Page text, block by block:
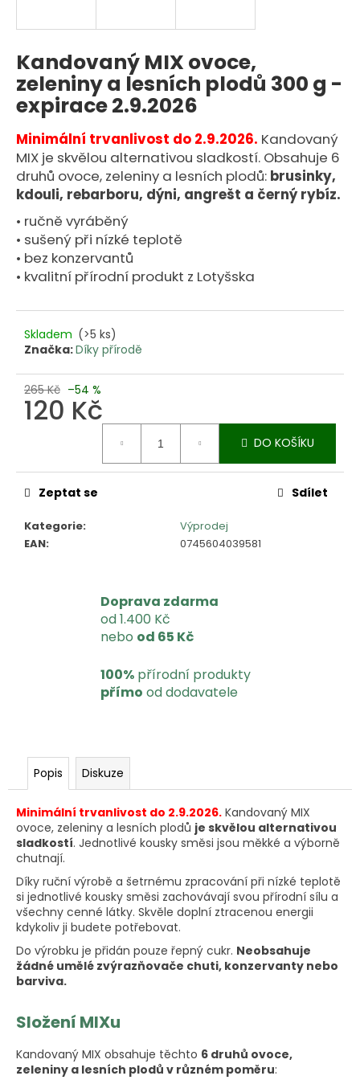
Kandovaný MIX ovoce,
zeleniny a lesních plodů 300 g -
expirace 2.9.2026
Minimální trvanlivost do 2.9.2026. Kandovaný
MIX je skvělou alternativou sladkostí. Obsahuje 6
druhů ovoce, zeleniny a lesních plodů: brusinky,
kdouli, rebarboru, dýni, angrešt a černý rybíz.
• ručně vyráběný
• sušený při nízké teplotě
• bez konzervantů
• kvalitní přírodní produkt z Lotyšska
Skladem (>5 ks)
Značka:Díky přírodě
265 Kč –54 %
120 Kč
DO KOŠÍKU
Kategorie:
Výprodej
EAN: 0745604039581
Zeptat se Sdílet
Doprava zdarma
od 1.400 Kč
nebo od 65 Kč
100% přírodní produkty
přímo od dodavatele
Popis Diskuze
Minimální trvanlivost do 2.9.2026. Kandovaný MIX
ovoce, zeleniny a lesních plodů je skvělou alternativou
sladkostí. Jednotlivé kousky směsi jsou měkké a výborně
chutnají.
Díky ruční výrobě a šetrnému zpracování při nízké teplotě
si jednotlivé kousky směsi zachovávají svou přírodní sílu a
všechny cenné látky. Skvěle doplní ztracenou energii
kdykoliv ji budete potřebovat.
Do výrobku je přidán pouze řepný cukr. Neobsahuje
žádné umělé zvýrazňovače chuti, konzervanty nebo
barviva.
Složení MIXu
Kandovaný MIX obsahuje těchto 6 druhů ovoce,
zeleniny a lesních plodů v různém poměru:
a
j
í
t
?
HLEDAT
D
p
o
u
č
u
e